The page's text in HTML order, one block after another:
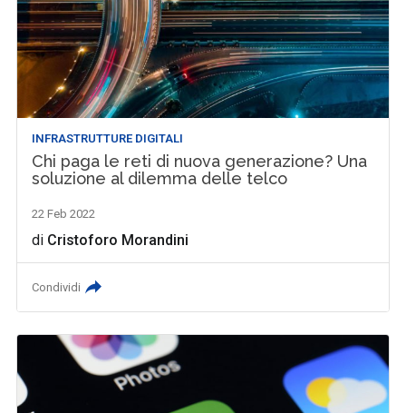
INFRASTRUTTURE DIGITALI
Chi paga le reti di nuova generazione? Una
soluzione al dilemma delle telco
22 Feb 2022
di Cristoforo Morandini
Condividi